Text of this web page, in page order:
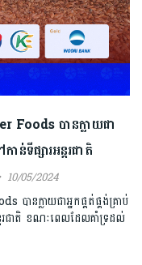
Foods បានក្លាយជា
ន់ទីផ្សារអន្តរជាតិ
10/05/2024
បានក្លាយជាអ្នកផ្គត់ផ្គង់គ្រាប់
រជាតិ ខណៈពេលដែលគាំទ្រដល់